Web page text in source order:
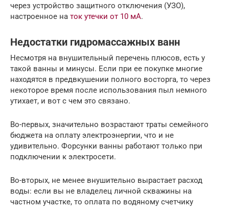
через устройство защитного отключения (УЗО),
настроенное на ток утечки от 10 мА.
Недостатки гидромассажных ванн
Несмотря на внушительный перечень плюсов, есть у
такой ванны и минусы. Если при ее покупке многие
находятся в предвкушении полного восторга, то через
некоторое время после использования пыл немного
утихает, и вот с чем это связано.
Во-первых, значительно возрастают траты семейного
бюджета на оплату электроэнергии, что и не
удивительно. Форсунки ванны работают только при
подключении к электросети.
Во-вторых, не менее внушительно вырастает расход
воды: если вы не владелец личной скважины на
частном участке, то оплата по водяному счетчику